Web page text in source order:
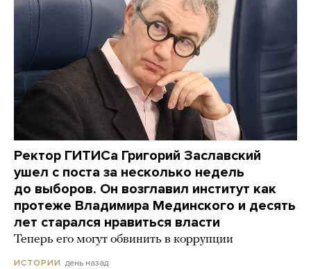
Ректор ГИТИСа Григорий Заславский
ушел с поста за несколько недель
до выборов. Он возглавил институт как
протеже Владимира Мединского и десять
лет старался нравиться власти
Теперь его могут обвинить в коррупции
ИСТОРИИ день назад